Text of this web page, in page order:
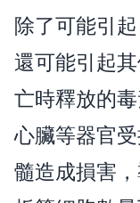
除了可能引
還可能引起
亡時釋放的
心臟等器官
髓造成損害